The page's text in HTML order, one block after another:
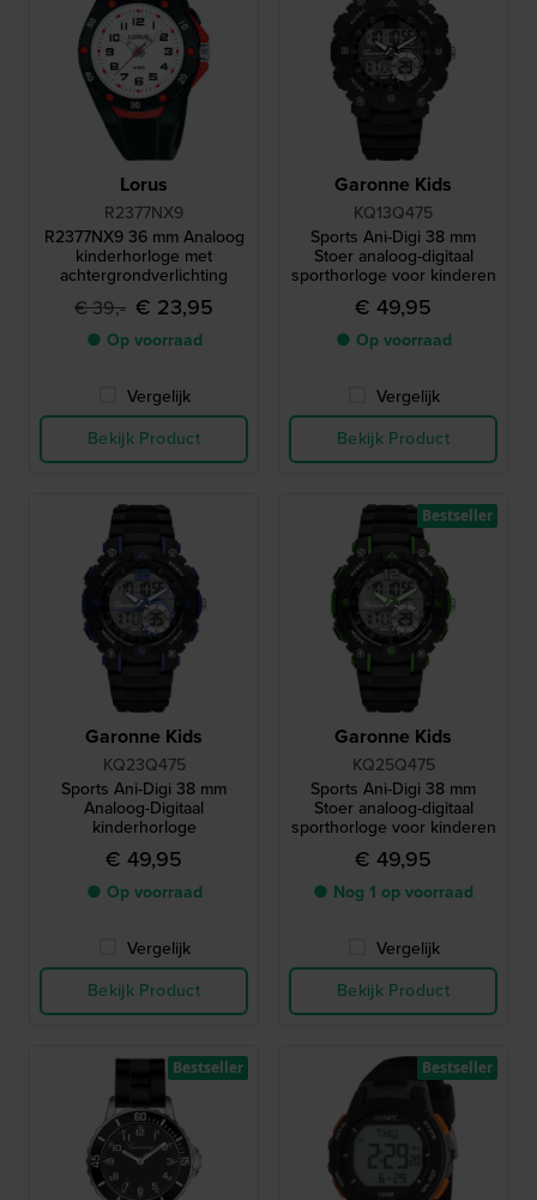
Lorus
R2377NX9
R2377NX9 36 mm Analoog
kinderhorloge met
achtergrondverlichting
€ 39,- € 23,95
● Op voorraad
Vergelijk
Bekijk Product
Garonne Kids
KQ13Q475
Sports Ani-Digi 38 mm
Stoer analoog-digitaal
sporthorloge voor kinderen
€ 49,95
● Op voorraad
Vergelijk
Bekijk Product
Garonne Kids
KQ23Q475
Sports Ani-Digi 38 mm
Analoog-Digitaal
kinderhorloge
€ 49,95
● Op voorraad
Vergelijk
Bekijk Product
Garonne Kids
KQ25Q475
Sports Ani-Digi 38 mm
Stoer analoog-digitaal
sporthorloge voor kinderen
€ 49,95
● Nog 1 op voorraad
Vergelijk
Bekijk Product
Bestseller
Bestseller Bestseller